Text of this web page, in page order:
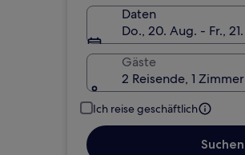
Daten
Do., 20. Aug. - Fr.,
Gäste
2 Reisende, 1 Zimmer
Ich reise geschäftlich
Suchen